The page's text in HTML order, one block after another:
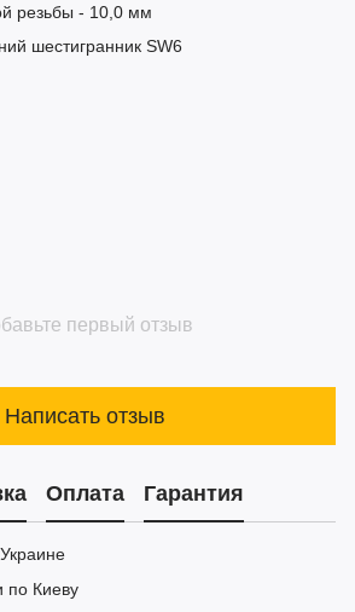
резьбы - 10,0 мм
шестигранник SW6
первый отзыв
Написать отзыв
Оплата Гарантия
по Киеву